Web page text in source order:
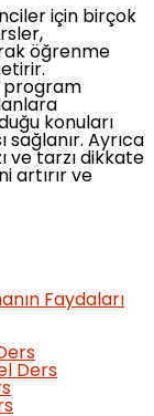
için birçok
öğrenme
program
konuları
Ayrıca
ve tarzı dikkate
artırır ve
Faydaları
Ders